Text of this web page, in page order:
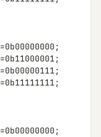
=0b00000000;
=0b11000001;
=0b00000111;
=0b11111111;
=0b00000000;